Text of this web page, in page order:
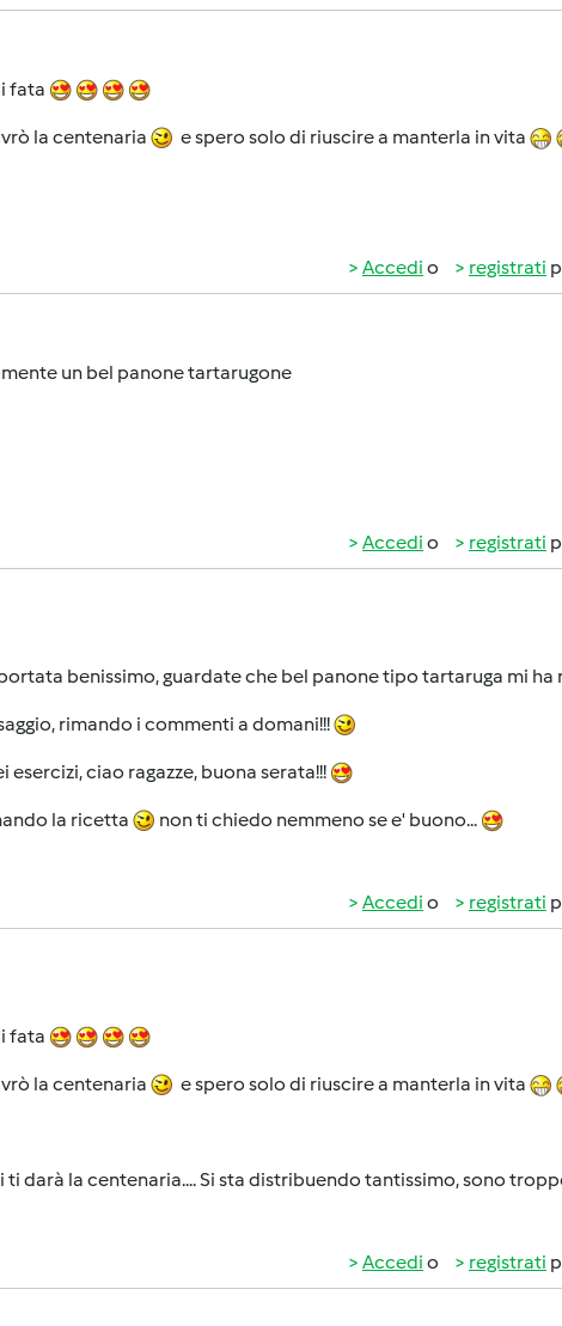
fata
la centenaria e spero solo di riuscire a manterla in vita
Accedi o registrati
un bel panone tartarugone
Accedi o registrati
benissimo, guardate che bel panone tipo tartaruga mi ha
rimando i commenti a domani!!!
esercizi, ciao ragazze, buona serata!!!
la ricetta non ti chiedo nemmeno se e' buono...
Accedi o registrati
fata
la centenaria e spero solo di riuscire a manterla in vita
darà la centenaria.... Si sta distribuendo tantissimo, sono
Accedi o registrati